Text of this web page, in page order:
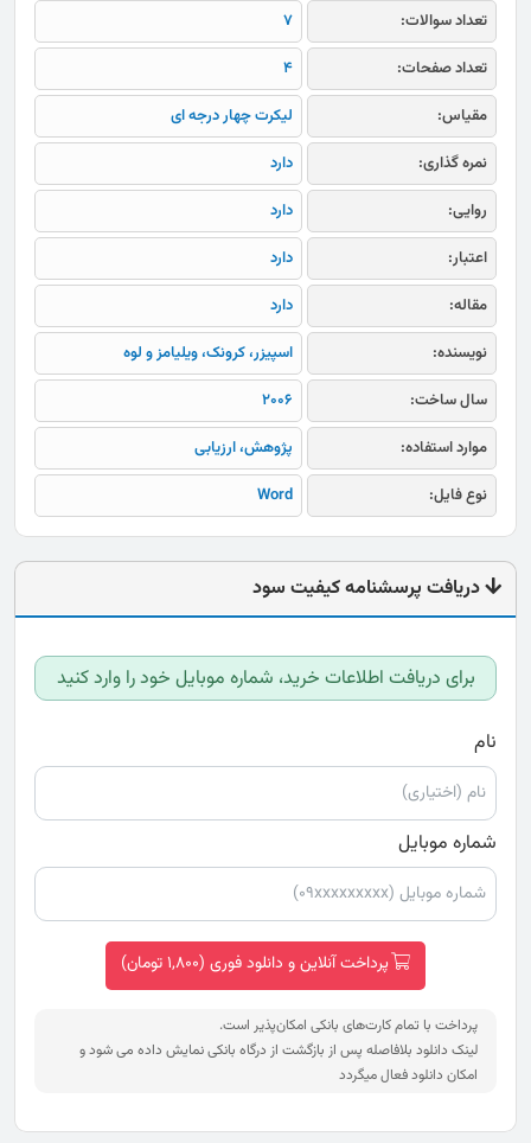
تعداد سوالات:
7
تعداد صفحات:
4
مقیاس:
لیکرت چهار درجه ای
نمره گذاری:
دارد
روایی:
دارد
اعتبار:
دارد
مقاله:
دارد
نویسنده:
اسپیزر، کرونک، ویلیامز و لوه
سال ساخت:
2006
موارد استفاده:
پژوهش، ارزیابی
نوع فایل:
Word
دریافت پرسشنامه کیفیت سود
برای دریافت اطلاعات خرید، شماره موبایل خود را وارد کنید
نام
شماره موبایل
پرداخت آنلاین و دانلود فوری (1,800 تومان)
پرداخت با تمام کارت‌های بانکی امکان‌پذیر است.
لینک دانلود بلافاصله پس از بازگشت از درگاه بانکی نمایش داده می شود و
امکان دانلود فعال میگردد